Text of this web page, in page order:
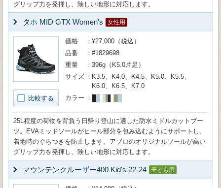
グリップ力を発揮し、険しい地形に対応します。
タホ MID GTX Women's 女性用
比較する
価格
¥27,000（税込）
品番
#1829698
重量
396g（K5.0片足）
サイズ
K3.5、K4.0、K4.5、K5.0、K5.5、
K6.0、K6.5、K7.0
カラー
25L程度の荷物を背負う日帰り登山に適した防水ミドルカットブー
ツ。EVAミッドソールがヒール部分を包み込むようにサポートし、
着地時のぐらつきを防止します。アゾロのオリジナルソールが高い
グリップ力を発揮し、険しい地形に対応します。
マウンテンクルーザー400 Kid's 22-24 子ども用